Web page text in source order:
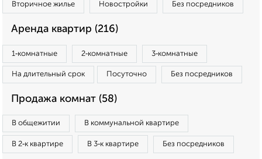
Вторичное жилье Новостройки Без посредников
Аренда квартир (216)
1‑комнатные 2‑комнатные 3‑комнатные
На длительный срок Посуточно Без посредников
Продажа комнат (58)
В общежитии В коммунальной квартире
В 2‑к квартире В 3‑к квартире Без посредников